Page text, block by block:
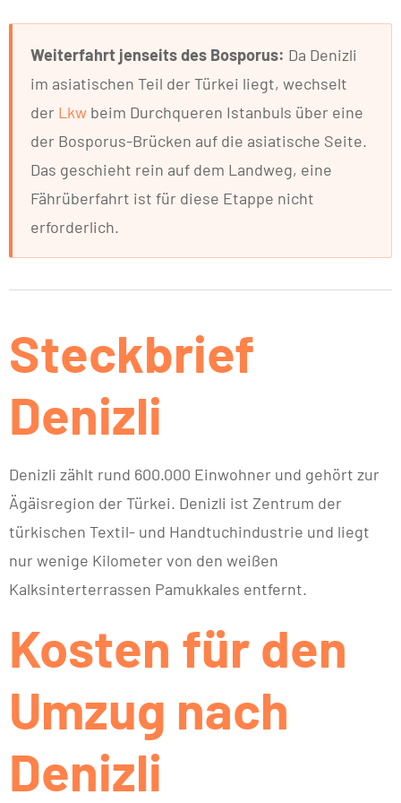
Weiterfahrt jenseits des Bosporus: Da Denizli
im asiatischen Teil der Türkei liegt, wechselt
der Lkw beim Durchqueren Istanbuls über eine
der Bosporus-Brücken auf die asiatische Seite.
Das geschieht rein auf dem Landweg, eine
Fährüberfahrt ist für diese Etappe nicht
erforderlich.
Steckbrief
Denizli
Denizli zählt rund 600.000 Einwohner und gehört zur
Ägäisregion der Türkei. Denizli ist Zentrum der
türkischen Textil- und Handtuchindustrie und liegt
nur wenige Kilometer von den weißen
Kalksinterterrassen Pamukkales entfernt.
Kosten für den
Umzug nach
Denizli